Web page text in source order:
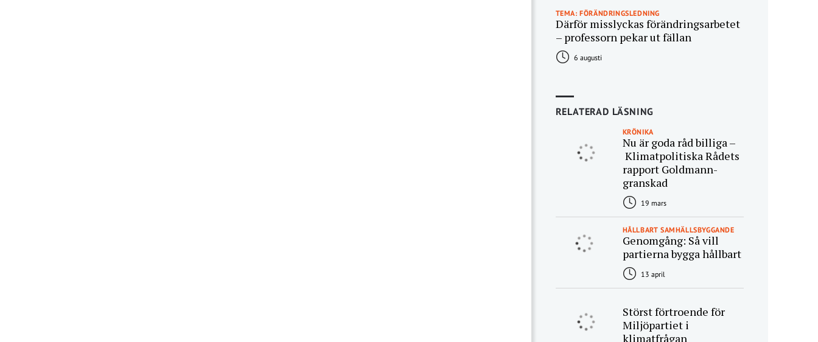
TEMA: FÖRÄNDRINGSLEDNING
Därför misslyckas förändringsarbetet
– professorn pekar ut fällan
6 augusti
RELATERAD LÄSNING
KRÖNIKA
Nu är goda råd billiga –
Klimatpolitiska Rådets
rapport Goldmann-
granskad
19 mars
HÅLLBART SAMHÄLLSBYGGANDE
Genomgång: Så vill
partierna bygga hållbart
13 april
Störst förtroende för
Miljöpartiet i
klimatfrågan